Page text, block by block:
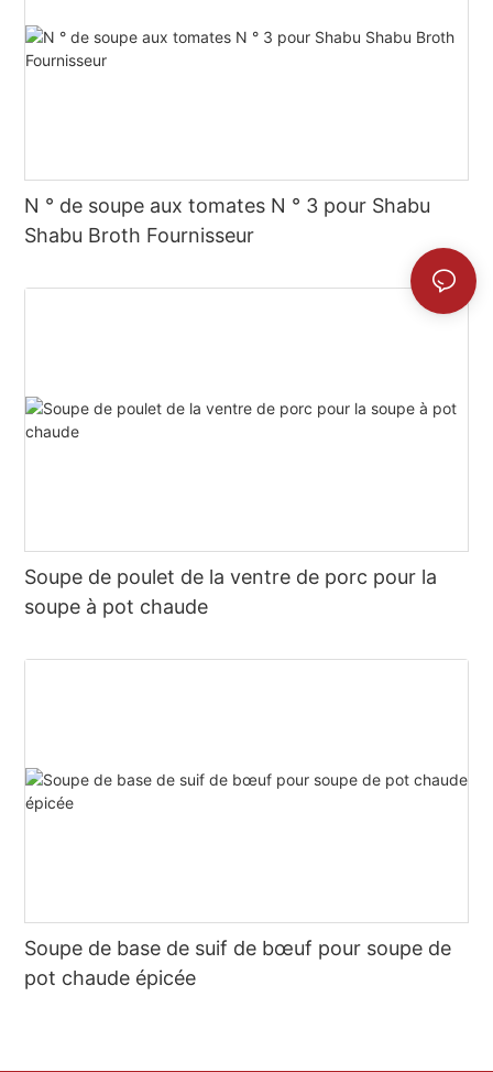
N ° de soupe aux tomates N ° 3 pour Shabu
Shabu Broth Fournisseur
Soupe de poulet de la ventre de porc pour la
soupe à pot chaude
Soupe de base de suif de bœuf pour soupe de
pot chaude épicée